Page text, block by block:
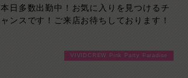
「断りづらい…」
「女の子の前だとNOと言いにくい…」
そんな心配をせず、決めた時間・予算の中
本日多数出勤中！お気に入りを見つけるチ
ャンスです！ご来店お待ちしております！
VIVIDCREW Pink Party Paradise